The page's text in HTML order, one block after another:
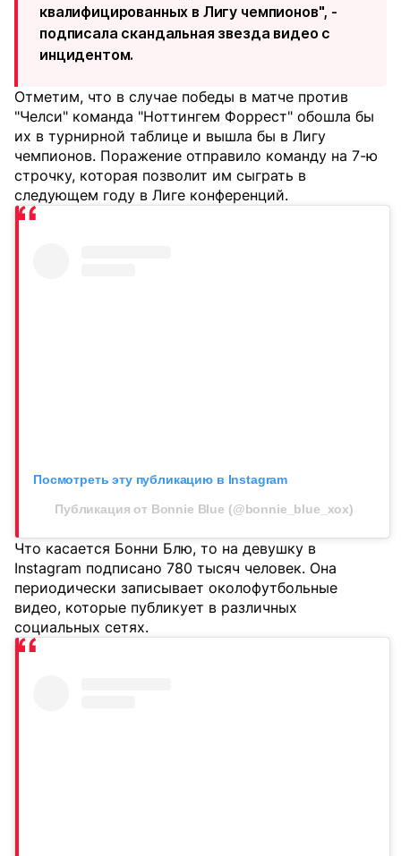
квалифицированных в Лигу чемпионов", -
подписала скандальная звезда видео с
инцидентом.
Отметим, что в случае победы в матче против
"Челси" команда "Ноттингем Форрест" обошла бы
их в турнирной таблице и вышла бы в Лигу
чемпионов. Поражение отправило команду на 7-ю
строчку, которая позволит им сыграть в
следующем году в Лиге конференций.
Посмотреть эту публикацию в Instagram
Публикация от Bonnie Blue (@bonnie_blue_xox)
Что касается Бонни Блю, то на девушку в
Instagram подписано 780 тысяч человек. Она
периодически записывает околофутбольные
видео, которые публикует в различных
социальных сетях.